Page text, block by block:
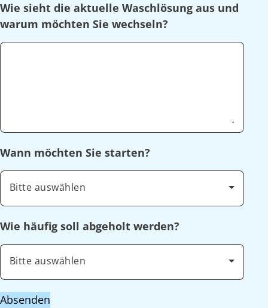
Wie sieht die aktuelle Waschlösung aus und
warum möchten Sie wechseln?
Wann möchten Sie starten?
Bitte auswählen
Wie häufig soll abgeholt werden?
Bitte auswählen
Absenden